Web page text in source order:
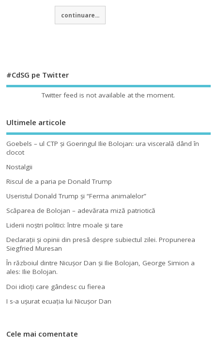
continuare...
#CdSG pe Twitter
Twitter feed is not available at the moment.
Ultimele articole
Goebels – ul CTP şi Goeringul Ilie Bolojan: ura viscerală dând în
clocot
Nostalgii
Riscul de a paria pe Donald Trump
Useristul Donald Trump şi “Ferma animalelor”
Scăparea de Bolojan – adevărata miză patriotică
Liderii noştri politici: între moale şi tare
Declaraţii şi opinii din presă despre subiectul zilei. Propunerea
Siegfried Muresan
În războiul dintre Nicuşor Dan şi Ilie Bolojan, George Simion a
ales: Ilie Bolojan.
Doi idioţi care gândesc cu fierea
I s-a uşurat ecuaţia lui Nicuşor Dan
Cele mai comentate